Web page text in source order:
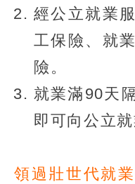
經公立就業
工保險、就
險。
就業滿90天
即可向公立
領過壯世代就